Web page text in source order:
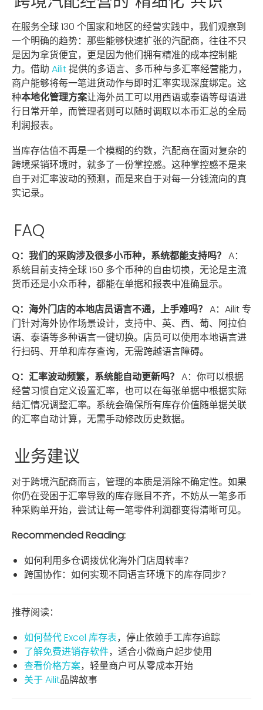
在服务全球 130 个国家和地区的经营实践中，我们观察到
一个明确的趋势：那些能够快速扩张的汽配商，往往不只
是因为拿货便宜，更是因为他们拥有精准的成本控制能
力。借助 Ailit提供的多语言、多币种与多汇率经营能力，
商户能够将每一笔进货动作与即时汇率实现深度绑定。这
种本地化管理方案让海外员工可以用西语或泰语等母语进
行日常开单，而管理者则可以随时调取以本币汇总的全局
利润报表。
当库存估值不再是一个模糊的约数，汽配商在面对复杂的
跨境采销环境时，就多了一份掌控感。这种掌控感不是来
自于对汇率波动的预测，而是来自于对每一分钱流向的真
实记录。
FAQ
Q：我们的采购涉及很多小币种，系统都能支持吗？ A：
系统目前支持全球 150 多个币种的自由切换，无论是主流
货币还是小众币种，都能在单据和报表中准确显示。
Q：海外门店的本地店员语言不通，上手难吗？ A：Ailit 专
门针对海外协作场景设计，支持中、英、西、葡、阿拉伯
语、泰语等多种语言一键切换。店员可以使用本地语言进
行扫码、开单和库存查询，无需跨越语言障碍。
Q：汇率波动频繁，系统能自动更新吗？ A：你可以根据
经营习惯自定义设置汇率，也可以在每张单据中根据实际
结汇情况调整汇率。系统会确保所有库存价值随单据关联
的汇率自动计算，无需手动修改历史数据。
业务建议
对于跨境汽配商而言，管理的本质是消除不确定性。如果
你仍在受困于汇率导致的库存账目不齐，不妨从一笔多币
种采购单开始，尝试让每一笔零件利润都变得清晰可见。
Recommended Reading:
如何利用多仓调拨优化海外门店周转率？
跨国协作：如何实现不同语言环境下的库存同步？
推荐阅读：
如何替代 Excel 库存表，停止依赖手工库存追踪
了解免费进销存软件，适合小微商户起步使用
查看价格方案，轻量商户可从零成本开始
关于 Ailit品牌故事